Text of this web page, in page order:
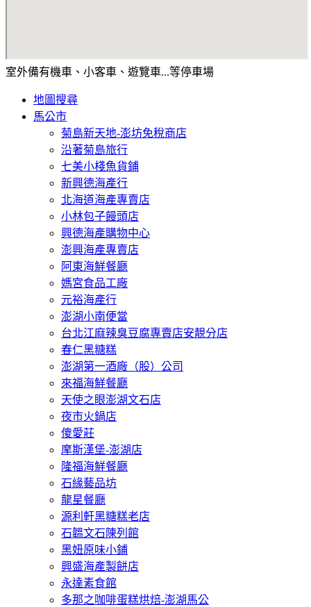
室外備有機車、小客車、遊覽車...等停車場
地圖搜尋
馬公市
菊島新天地-澎坊免稅商店
沿著菊島旅行
七美小棧魚貨鋪
新興德海產行
北海道海產專賣店
小林包子饅頭店
興德海產購物中心
澎興海產專賣店
阿東海鮮餐廳
媽宮食品工廠
元裕海產行
澎湖小南便當
台北江麻辣臭豆腐專賣店安靚分店
春仁黑糖糕
澎湖第一酒廠（股）公司
來福海鮮餐廳
天使之眼澎湖文石店
夜市火鍋店
傻愛莊
摩斯漢堡-澎湖店
隆福海鮮餐廳
石緣藝品坊
龍星餐廳
源利軒黑糖糕老店
石韞文石陳列館
黑妞原味小鋪
興盛海產製餅店
永達素食館
多那之咖啡蛋糕烘焙-澎湖馬公